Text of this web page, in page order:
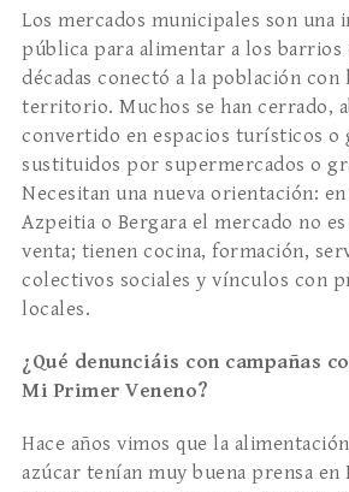
Los mercados municipales son una
pública para alimentar a los barrios
décadas conectó a la población
territorio. Muchos se han cerrado,
convertido en espacios turísticos o
sustituidos por supermercados o
Necesitan una nueva orientación:
Azpeitia o Bergara el mercado no
venta; tienen cocina, formación,
colectivos sociales y vínculos con
locales.
¿Qué denunciáis con campañas
Mi Primer Veneno?
Hace años vimos que la
azúcar tenían muy buena prensa en